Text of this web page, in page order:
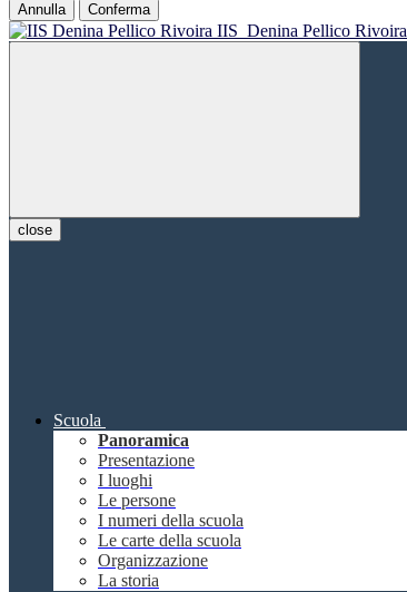
Annulla Conferma
IIS Denina Pellico Rivoira
close
Scuola
Panoramica
Presentazione
I luoghi
Le persone
I numeri della scuola
Le carte della scuola
Organizzazione
La storia